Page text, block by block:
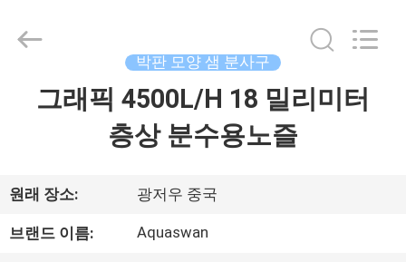
품
박판 모양 샘 분사구
그래픽 4500L/H 18 밀리미터
층상 분수용노즐
원래 장소: 광저우 중국
브랜드 이름: Aquaswan